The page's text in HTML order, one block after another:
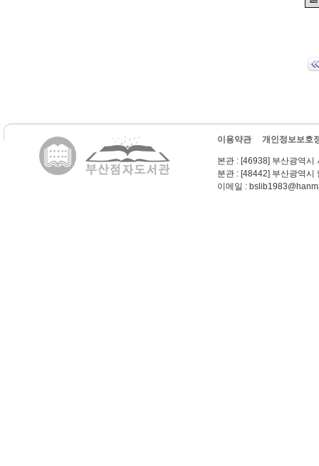
이용약관 개인정보보호
본관 : [46938] 부산광역
분관 : [48442] 부산광역
이메일 :